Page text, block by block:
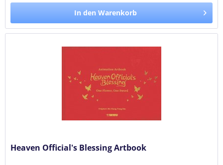
In den Warenkorb
Heaven Official's Blessing Artbook